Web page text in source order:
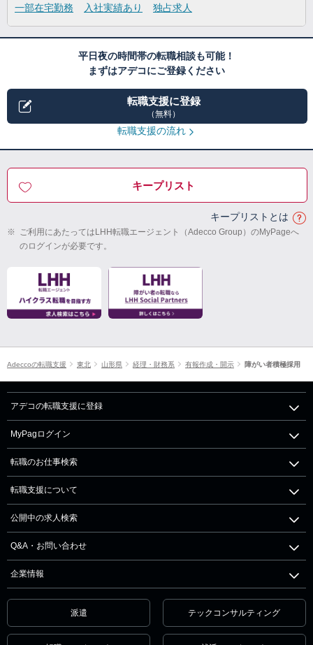
一部在宅勤務
入社実績あり 独占求人
平日夜の時間帯の転職相談も可能！
まずはアデコにご登録ください
転職支援に登録
（無料）
転職支援の流れ
キープリスト
キープリストとは
※ ご利用にあたってはLHH転職エージェント（Adecco Group）のMyPageへ
のログインが必要です。
Adeccoの転職支援 東北 山形県 経理・財務系 有報作成・開示 障がい者積極採用
アデコの転職支援に登録
MyPagログイン
転職のお仕事検索
転職支援について
公開中の求人検索
Q&A・お問い合わせ
企業情報
派遣 テックコンサルティング